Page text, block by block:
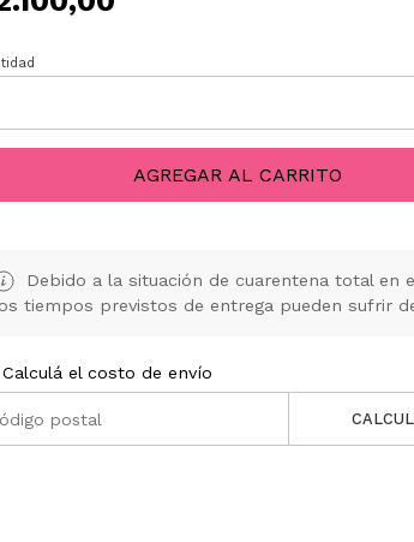
AGREGAR AL CARRITO
Debido a la situación de cuarentena total en
tiempos previstos de entrega pueden sufrir
el costo de envío